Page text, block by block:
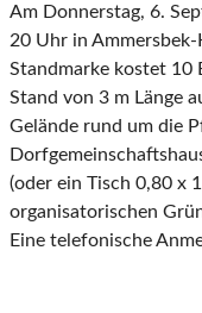
Am Donnerstag, 6.
20 Uhr in
Standmarke kostet 10
Stand von 3 m Länge
Gelände rund um die
(oder ein Tisch 0,80 x
organisatorischen
Eine telefonische